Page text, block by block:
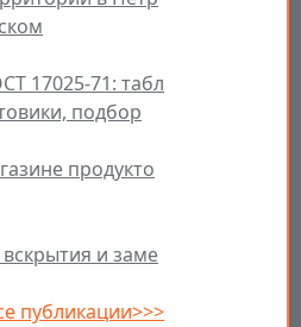
17025-71: табл
подбор
продукто
и заме
публикации>>>